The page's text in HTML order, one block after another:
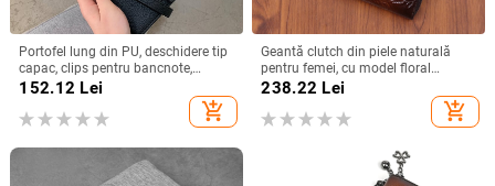
Portofel lung din PU, deschidere tip
capac, clips pentru bancnote,
buzunare pentru ID și carduri, formă
minimalist
152.12 Lei
add_shopping_cart
Geantă clutch din piele naturală
pentru femei, cu model floral
embossat, cu mai multe
compartimente pentru carduri, piele
din primul strat, portofel cu o
238.22 Lei
add_shopping_cart